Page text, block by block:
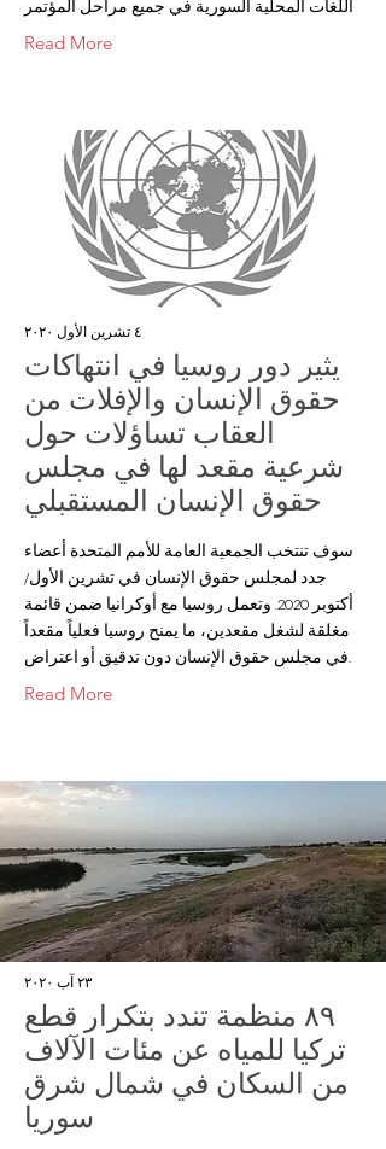
اللغات المحلية السورية في جميع مراحل المؤتمر
Read More
٤ تشرين الأول ٢٠٢٠
يثير دور روسيا في انتهاكات
حقوق الإنسان والإفلات من
العقاب تساؤلات حول
شرعية مقعد لها في مجلس
حقوق الإنسان المستقبلي
سوف تنتخب الجمعية العامة للأمم المتحدة أعضاء
جدد لمجلس حقوق الإنسان في تشرين الأول/
أكتوبر 2020. وتعمل روسيا مع أوكرانيا ضمن قائمة
مغلقة لشغل مقعدين، ما يمنح روسيا فعلياً مقعداً
في مجلس حقوق الإنسان دون تدقيق أو اعتراض.
Read More
٢٣ آب ٢٠٢٠
٨٩ منظمة تندد بتكرار قطع
تركيا للمياه عن مئات الآلاف
من السكان في شمال شرق
سوريا